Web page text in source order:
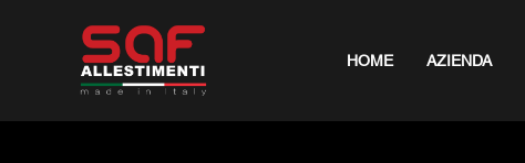
HOME AZIENDA